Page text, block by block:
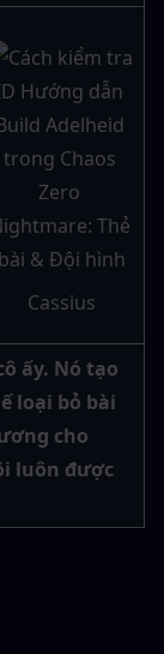
Cassius
ấy. Nó tạo
loại bỏ bài
cho
luôn được